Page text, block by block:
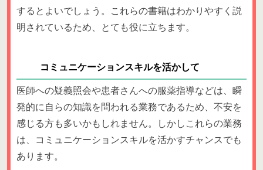
するとよいでしょう。これらの書籍はわかりやすく説
明されているため、とても役に立ちます。
コミュニケーションスキルを活かして
医師への疑義照会や患者さんへの服薬指導などは、瞬
発的に自らの知識を問われる業務であるため、不安を
感じる方も多いかもしれません。しかしこれらの業務
は、コミュニケーションスキルを活かすチャンスでも
あります。